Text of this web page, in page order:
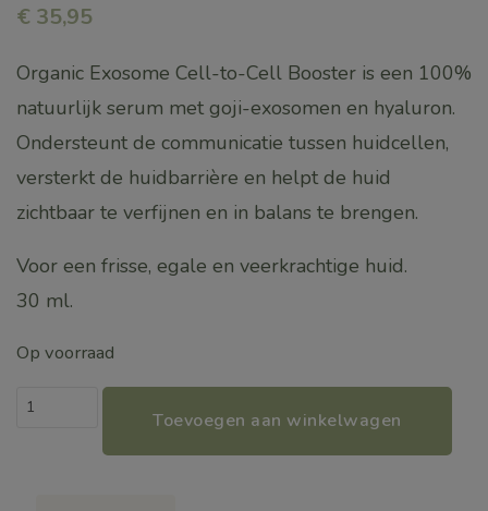
€ 35,95
Organic Exosome Cell-to-Cell Booster is een 100%
natuurlijk serum met goji-exosomen en hyaluron.
Ondersteunt de communicatie tussen huidcellen,
versterkt de huidbarrière en helpt de huid
zichtbaar te verfijnen en in balans te brengen.
Voor een frisse, egale en veerkrachtige huid.
30 ml.
Op voorraad
NIEUW!
Toevoegen aan winkelwagen